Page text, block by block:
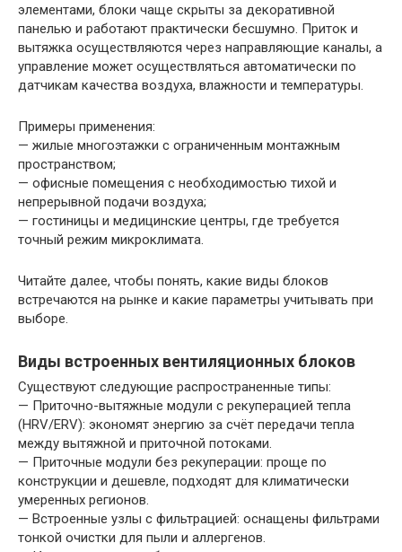
элементами, блоки чаще скрыты за декоративной
панелью и работают практически бесшумно. Приток и
вытяжка осуществляются через направляющие каналы, а
управление может осуществляться автоматически по
датчикам качества воздуха, влажности и температуры.
Примеры применения:
— жилые многоэтажки с ограниченным монтажным
пространством;
— офисные помещения с необходимостью тихой и
непрерывной подачи воздуха;
— гостиницы и медицинские центры, где требуется
точный режим микроклимата.
Читайте далее, чтобы понять, какие виды блоков
встречаются на рынке и какие параметры учитывать при
выборе.
Виды встроенных вентиляционных блоков
Существуют следующие распространенные типы:
— Приточно-вытяжные модули с рекуперацией тепла
(HRV/ERV): экономят энергию за счёт передачи тепла
между вытяжной и приточной потоками.
— Приточные модули без рекуперации: проще по
конструкции и дешевле, подходят для климатически
умеренных регионов.
— Встроенные узлы с фильтрацией: оснащены фильтрами
тонкой очистки для пыли и аллергенов.